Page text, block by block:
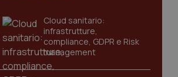
Cloud sanitario:
infrastrutture,
compliance, GDPR e Risk
management